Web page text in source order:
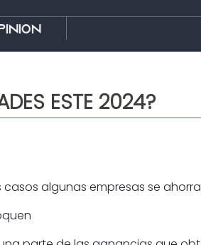
ESTE 2024?
algunas empresas se